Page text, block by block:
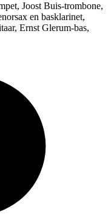
Joost Buis-trombone,
en basklarinet,
Ernst Glerum-bas,